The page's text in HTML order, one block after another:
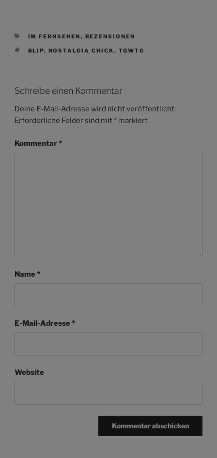
KATEGORIEN
IM FERNSEHEN , REZENSIONEN
SCHLAGWÖRTER
BLIP, NOSTALGIA CHICK , TGWTG
Schreibe einen Kommentar
Deine E-Mail-Adresse wird nicht veröffentlicht.
Erforderliche Felder sind mit* markiert
Kommentar*
Name*
E-Mail-Adresse*
Website